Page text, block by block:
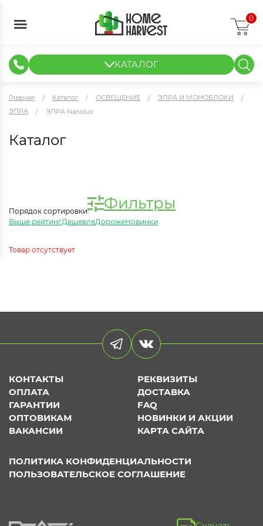
0
КАТАЛОГ
Главная Каталог ОСВЕЩЕНИЕ
ЭПРА И МОНОБЛОКИ
ЭПРА
ЭПРА Nanolux
Каталог
Фильтры
Порядок сортировки:
Выше рейтингДешевлеДорожеНовинки
Товар отсутствует
КОНТАКТЫ
РЕКВИЗИТЫ
ОПЛАТА
ДОСТАВКА
ГАРАНТИИ
FAQ
ОПТОВИКАМ
НОВИНКИ И АКЦИИ
ВАКАНСИИ
КАРТА САЙТА
ПОЛИТИКА КОНФИДЕНЦИАЛЬНОСТИ
ПОЛЬЗОВАТЕЛЬСКОЕ СОГЛАШЕНИЕ